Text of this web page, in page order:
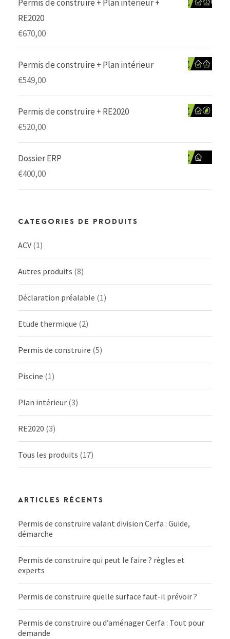
Permis de construire + Plan intérieur +
RE2020
€670,00
Permis de construire + Plan intérieur
€549,00
Permis de construire + RE2020
€520,00
Dossier ERP
€400,00
CATÉGORIES DE PRODUITS
ACV (1)
Autres produits (8)
Déclaration préalable (1)
Etude thermique (2)
Permis de construire (5)
Piscine (1)
Plan intérieur (3)
RE2020 (3)
Tous les produits (17)
ARTICLES RÉCENTS
Permis de construire valant division Cerfa : Guide,
démarche
Permis de construire qui peut le faire ? règles et
experts
Permis de construire quelle surface faut-il prévoir ?
Permis de construire ou d’aménager Cerfa : Tout pour
demande